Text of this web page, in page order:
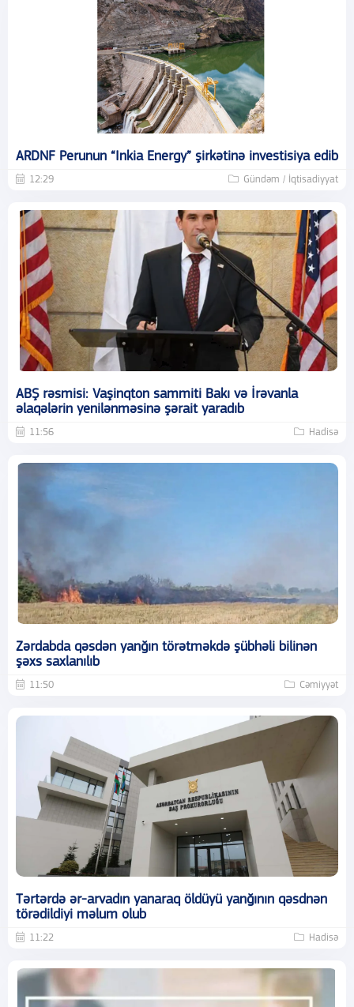
ARDNF Perunun “Inkia Energy” şirkətinə investisiya edib
12:29 Gündəm / İqtisadiyyat
ABŞ rəsmisi: Vaşinqton sammiti Bakı və İrəvanla
əlaqələrin yenilənməsinə şərait yaradıb
11:56 Hadisə
Zərdabda qəsdən yanğın törətməkdə şübhəli bilinən
şəxs saxlanılıb
11:50 Cəmiyyət
Tərtərdə ər-arvadın yanaraq öldüyü yanğının qəsdnən
törədildiyi məlum olub
11:22 Hadisə